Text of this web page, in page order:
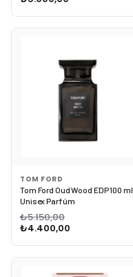
TOM FORD
Tom Ford Oud Wood EDP 100 ml
Unisex Parfüm
₺5.150,00
₺4.400,00